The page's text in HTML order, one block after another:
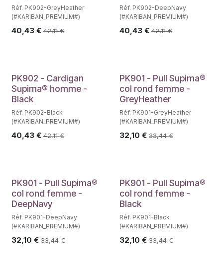
Réf. PK902-GreyHeather
(#KARIBAN_PREMIUM#)
40,43 € 42,11€
Réf. PK902-DeepNavy
(#KARIBAN_PREMIUM#)
40,43€ 42,11€
PK902 - Cardigan
Supima® homme -
Black
Réf. PK902-Black
(#KARIBAN_PREMIUM#)
40,43 € 42,11€
PK901 - Pull Supima®
col rond femme -
GreyHeather
Réf. PK901-GreyHeather
(#KARIBAN_PREMIUM#)
32,10 € 33,44€
PK901 - Pull Supima®
col rond femme -
DeepNavy
Réf. PK901-DeepNavy
(#KARIBAN_PREMIUM#)
32,10 € 33,44€
PK901 - Pull Supima®
col rond femme -
Black
Réf. PK901-Black
(#KARIBAN_PREMIUM#)
32,10 € 33,44€